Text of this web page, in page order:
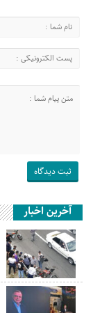
آخرین اخبار